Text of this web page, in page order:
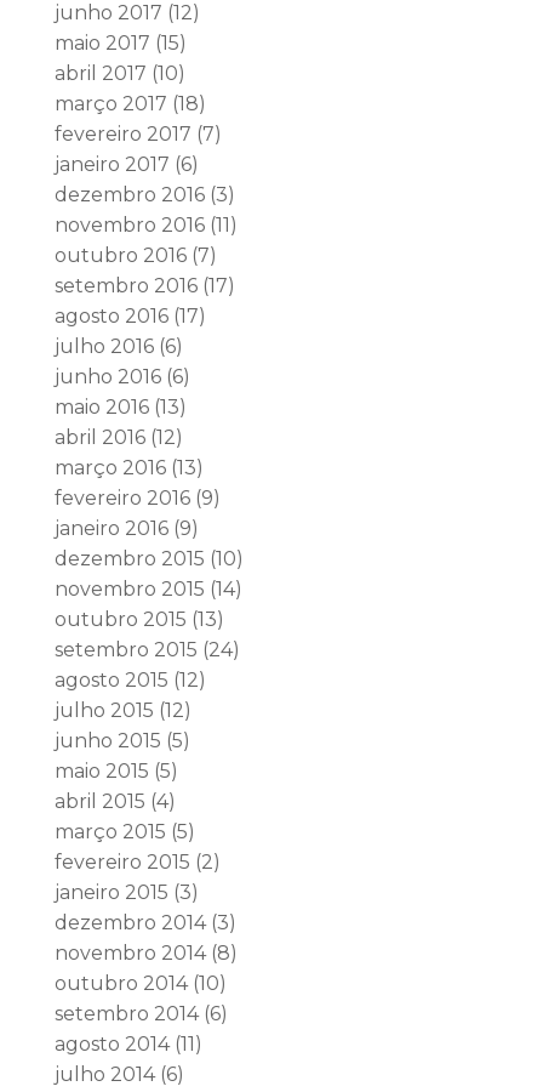
junho 2017 (12)
maio 2017 (15)
abril 2017 (10)
março 2017 (18)
fevereiro 2017 (7)
janeiro 2017 (6)
dezembro 2016(3)
novembro 2016(11)
outubro 2016(7)
setembro 2016(17)
agosto 2016(17)
julho 2016(6)
junho 2016(6)
maio 2016(13)
abril 2016(12)
março 2016(13)
fevereiro 2016(9)
janeiro 2016(9)
dezembro 2015 (10)
novembro 2015 (14)
outubro 2015 (13)
setembro 2015 (24)
agosto 2015 (12)
julho 2015 (12)
junho 2015 (5)
maio 2015 (5)
abril 2015 (4)
março 2015 (5)
fevereiro 2015 (2)
janeiro 2015 (3)
dezembro 2014(3)
novembro 2014(8)
outubro 2014(10)
setembro 2014(6)
agosto 2014(11)
julho 2014(6)